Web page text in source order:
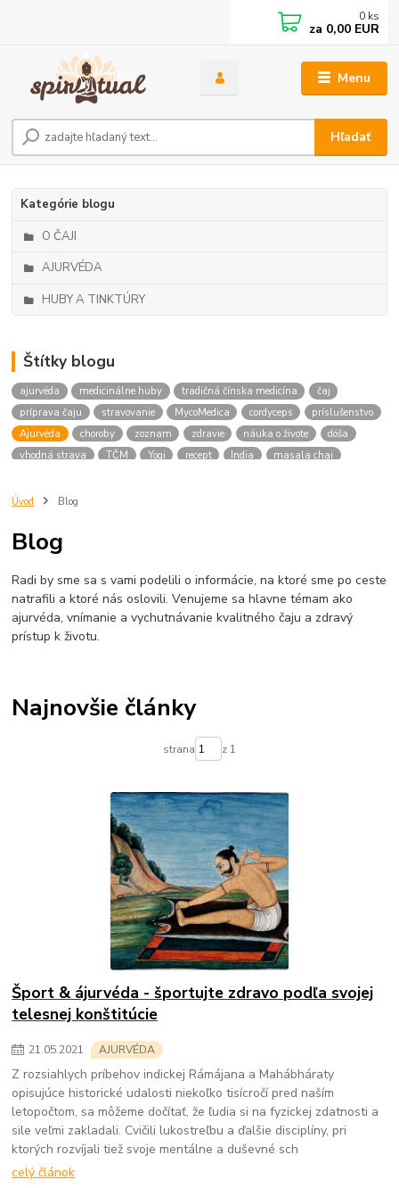
Menu
Hľadať
0 ks
za 0,00 EUR
Kategórie blogu
O ČAJI
AJURVÉDA
HUBY A TINKTÚRY
Štítky blogu
ajurvéda medicinálne huby tradičná čínska medicína
čaj
príprava čaju
stravovanie MycoMedica cordyceps
príslušenstvo
Ajurvéda
choroby zoznam zdravie náuka o živote
dóša
vhodná strava
TČM Yogi recept India
masala chai
nachladnutie
pitta typ
ženy
Úvod Blog
Blog
Radi by sme sa s vami podelili o informácie, na ktoré sme po ceste
natrafili a ktoré nás oslovili. Venujeme sa hlavne témam ako
ajurvéda, vnímanie a vychutnávanie kvalitného čaju a zdravý
prístup k životu.
Najnovšie články
strana z 1
Šport & ájurvéda - športujte zdravo podľa svojej
telesnej konštitúcie
21.05.2021 AJURVÉDA
Z rozsiahlych príbehov indickej Rámájana a Mahábháraty
opisujúce historické udalosti niekoľko tisícročí pred naším
letopočtom, sa môžeme dočítať, že ľudia si na fyzickej zdatnosti a
sile veľmi zakladali. Cvičili lukostreľbu a ďalšie disciplíny, pri
ktorých rozvíjali tiež svoje mentálne a duševné sch
celý článok